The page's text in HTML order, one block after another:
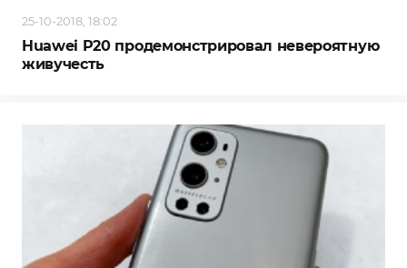
25-10-2018, 18:02
Huawei P20 продемонстрировал невероятную
живучесть